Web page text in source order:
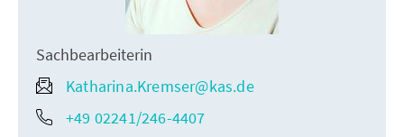
Sachbearbeiterin
Katharina.Kremser@kas.de
+49 02241/246-4407